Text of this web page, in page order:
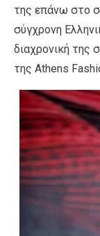
της επάνω στο
σύγχρονη
διαχρονική της
της Athens